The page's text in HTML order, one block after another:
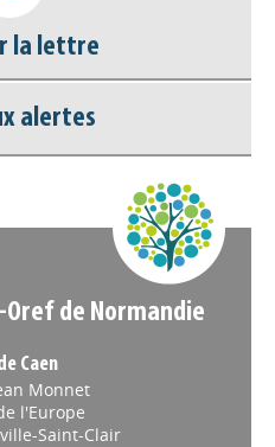
la lettre
alertes
de Normandie
Caen
Monnet
l'Europe
Saint-Clair